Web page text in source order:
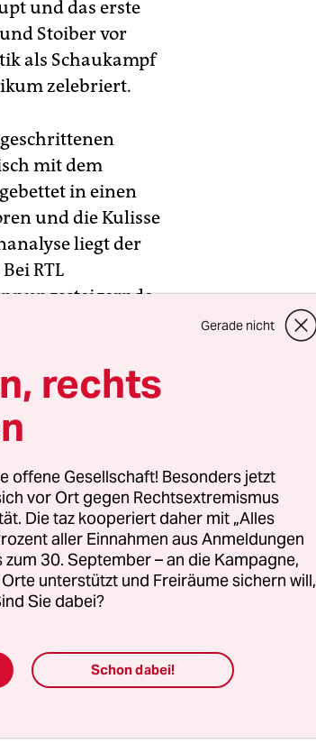
und das erste
Stoiber vor
als Schaukampf
zelebriert.
mit dem
in einen
und die Kulisse
liegt der
RTL
TV-Duell:
importierten
Abend wurde
M. Nixon
das Spektakel.
hatte, blass
trug und auf ein
Kennedy das
aus Kalifornien,
habe die erste
Kennedy als
Gerade nicht
rechts
offene Gesellschaft! Besonders jetzt
vor Ort gegen Rechtsextremismus
Die taz kooperiert daher mit „Alles
aller Einnahmen aus Anmeldungen
zum 30. September – an die Kampagne,
unterstützt und Freiräume sichern will,
Sie dabei?
Schon dabei!